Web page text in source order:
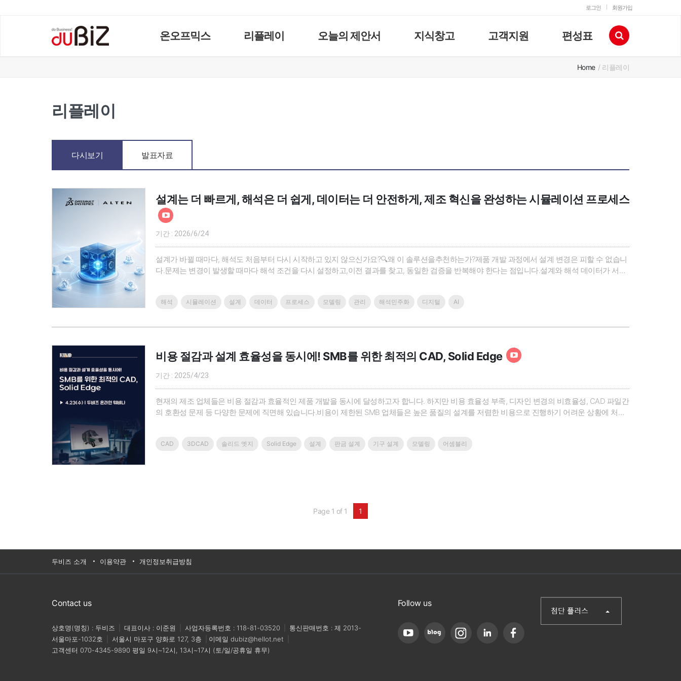
로그인 회원가입
온오프믹스 리플레이 오늘의 제안서 지식창고 고객지원 편성표
Home / 리플레이
리플레이
다시보기 발표자료
설계는 더 빠르게, 해석은 더 쉽게, 데이터는 더 안전하게, 제조 혁신을 완성하는 시뮬레이션 프로세스
기간 : 2026/6/24
설계가 바뀔 때마다, 해석도 처음부터 다시 시작하고 있지 않으신가요?🔍왜 이 솔루션을추천하는가?제품 개발 과정에서 설계 변경은 피할 수 없습니
다.문제는 변경이 발생할 때마다 해석 조건을 다시 설정하고,이전 결과를 찾고, 동일한 검증을 반복해야 한다는 점입니다.설계와 해석 데이터가 서로
해석 시뮬레이션 설계 데이터 프로세스 모델링 관리 해석민주화 디지털 AI
비용 절감과 설계 효율성을 동시에! SMB를 위한 최적의 CAD, Solid Edge
기간 : 2025/4/23
현재의 제조 업체들은 비용 절감과 효율적인 제품 개발을 동시에 달성하고자 합니다. 하지만 비용 효율성 부족, 디자인 변경의 비효율성, CAD 파일간
의 호환성 문제 등 다양한 문제에 직면해 있습니다.비용이 제한된 SMB 업체들은 높은 품질의 설계를 저렴한 비용으로 진행하기 어려운 상황에 처해
CAD 3DCAD 솔리드 엣지 Solid Edge 설계 판금 설계 기구 설계 모델링 어셈블리
Page 1 of 1 1
두비즈 소개 이용약관 개인정보취급방침
Contact us
상호명(명칭) : 두비즈 대표이사 : 이준원 사업자등록번호 : 118-81-03520
통신판매번호 : 제 2013-
서울마포-1032호
서울시 마포구 양화로 127, 3층 이메일 dubiz@hellot.net
고객센터 070-4345-9890 평일 9시~12시, 13시~17시 (토/일/공휴일 휴무)
Follow us (주)첨단
산업단지신문